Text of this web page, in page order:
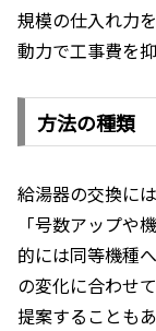
規模の仕入れ力
動力で工事費を
方法の種類
給湯器の交換に
「号数アップや
的には同等機種
の変化に合わせ
提案することも